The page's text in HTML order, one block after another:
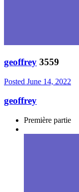
geoffrey 3559
Posted June 14, 2022
geoffrey
Première partie